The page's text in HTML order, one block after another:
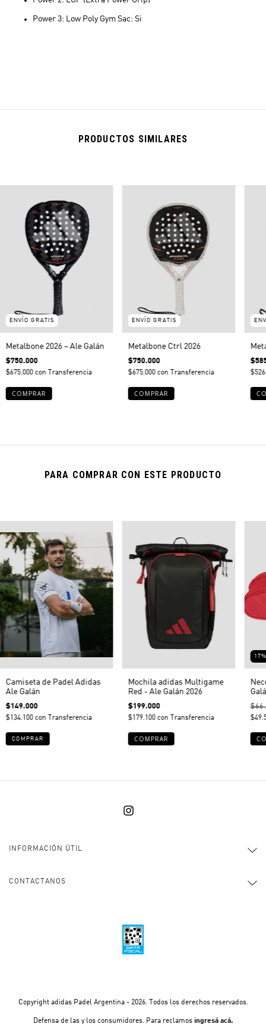
Power 3: Low Poly Gym Sac: Si
PRODUCTOS SIMILARES
ENVÍO GRATIS
Metalbone 2026 – Ale Galán
$750.000
$675.000 con Transferencia
ENVÍO GRATIS
Metalbone Ctrl 2026
$750.000
$675.000 con Transferencia
PARA COMPRAR CON ESTE PRODUCTO
Camiseta de Padel Adidas
Ale Galán
$149.000
$134.100 con Transferencia
COMPRAR
Mochila adidas Multigame
Red - Ale Galán 2026
$199.000
$179.100 con Transferencia
17
INFORMACIÓN ÚTIL
CONTACTANOS
Copyright adidas Padel Argentina - 2026. Todos los derechos reservados.
Defensa de las y los consumidores. Para reclamos ingresá acá.